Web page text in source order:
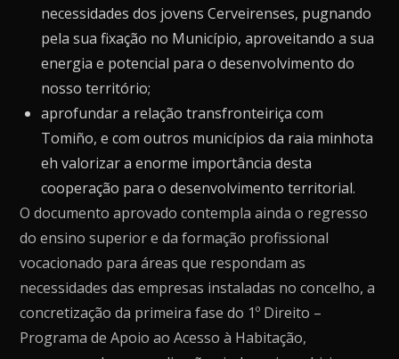
necessidades dos jovens Cerveirenses, pugnando
pela sua fixação no Município, aproveitando a sua
energia e potencial para o desenvolvimento do
nosso território;
aprofundar a relação transfronteiriça com
Tomiño, e com outros municípios da raia minhota
eh valorizar a enorme importância desta
cooperação para o desenvolvimento territorial.
O documento aprovado contempla ainda o regresso
do ensino superior e da formação profissional
vocacionado para áreas que respondam as
necessidades das empresas instaladas no concelho, a
concretização da primeira fase do 1º Direito –
Programa de Apoio ao Acesso à Habitação,